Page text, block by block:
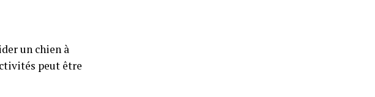
un chien à
peut être